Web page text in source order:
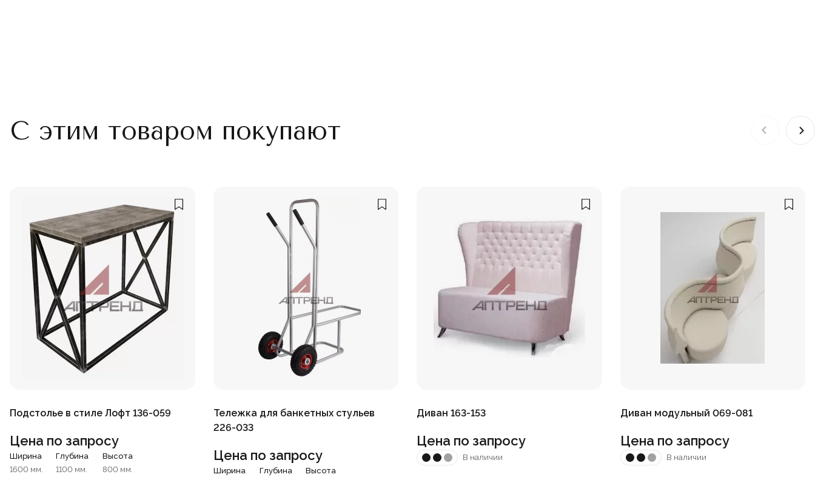
С этим товаром покупают
Подстолье в стиле Лофт 136-059
Цена по запросу
Ширина
1600 мм.
Глубина
1100 мм.
Высота
800 мм.
Тележка для банкетных стульев
226-033
Цена по запросу
Ширина
Глубина
Высота
Диван 163-153
Цена по запросу
В наличии
Диван модульный 069-081
Цена по запросу
В наличии